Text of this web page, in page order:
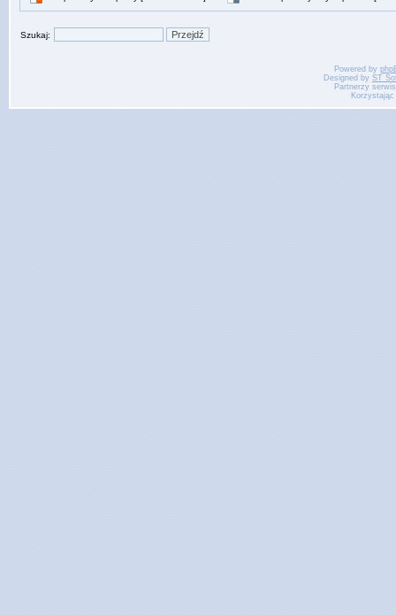
Szukaj:
Powered by
Designed by ST
Partnerzy